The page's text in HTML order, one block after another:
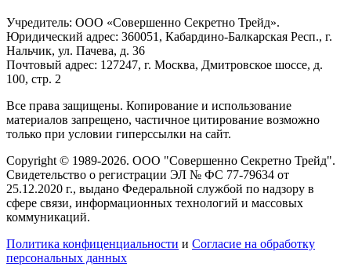
Учредитель: ООО «Совершенно Секретно Трейд».
Юридический адрес: 360051, Кабардино-Балкарская Респ., г.
Нальчик, ул. Пачева, д. 36
Почтовый адрес: 127247, г. Москва, Дмитровское шоссе, д.
100, стр. 2
Все права защищены. Копирование и использование
материалов запрещено, частичное цитирование возможно
только при условии гиперссылки на сайт.
Copyright © 1989-2026. ООО "Совершенно Секретно Трейд".
Свидетельство о регистрации ЭЛ № ФС 77-79634 от
25.12.2020 г., выдано Федеральной службой по надзору в
сфере связи, информационных технологий и массовых
коммуникаций.
Политика конфиценциальности и Согласие на обработку
персональных данных